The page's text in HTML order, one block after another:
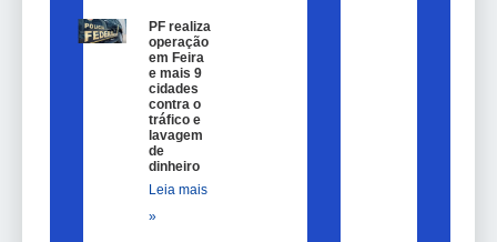
PF realiza
operação
em Feira
e mais 9
cidades
contra o
tráfico e
lavagem
de
dinheiro
Leia mais
»